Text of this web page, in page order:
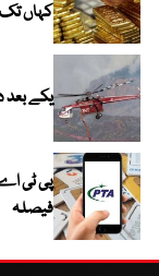
کہاں تک
یکے بعد دیگرے 2 ہیلی کاپٹر
پی ٹی
فیصلہ